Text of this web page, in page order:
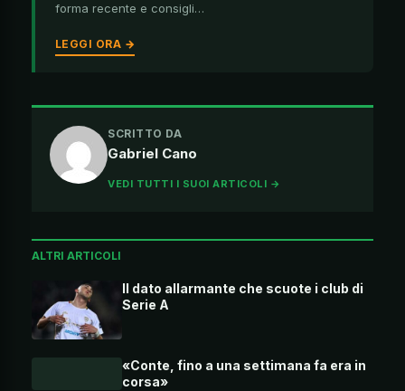
forma recente e consigli…
LEGGI ORA →
SCRITTO DA
Gabriel Cano
VEDI TUTTI I SUOI ARTICOLI →
ALTRI ARTICOLI
Il dato allarmante che scuote i club di
Serie A
«Conte, fino a una settimana fa era in
corsa»